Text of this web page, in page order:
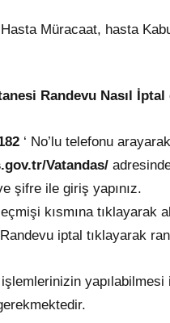
Müracaat, hasta
Randevu Nasıl
‘ No’lu telefonu
Vatandas/
şifre ile giriş yapınız.
kısmına tıklayarak
Randevu iptal tıklayarak